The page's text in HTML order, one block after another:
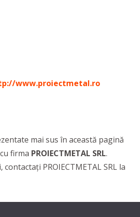
www.proiectmetal.ro
mai sus în această pagină
firma PROIECTMETAL SRL.
PROIECTMETAL SRL la